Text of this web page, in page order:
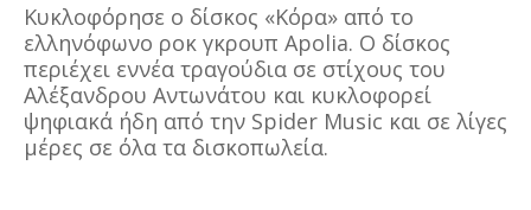
Κυκλοφόρησε ο δίσκος «Κόρα» από το
ελληνόφωνο ροκ γκρουπ Apolia. Ο δίσκος
περιέχει εννέα τραγούδια σε στίχους του
Αλέξανδρου Αντωνάτου και κυκλοφορεί
ψηφιακά ήδη από την Spider Music και σε λίγες
μέρες σε όλα τα δισκοπωλεία.